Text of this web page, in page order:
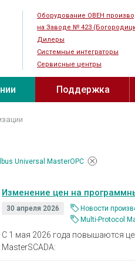
Оборудование ОВЕН
на Заводе № 423
Дилеры
Системные интеграторы
Сервисные центры
Силовые и коммутационные
Преобразователи частоты
Шаговые приводы
Дроссели
Блоки питания
↗
Поддержка
Прайс-лист
Новинки
Полезные материалы ↗
Каталог проектов
Universal MasterOPC
Изменение цен на
30 апреля 2026 Новости
Multi-Protocol
С 1 мая 2026 года повышаются
MasterSCADA: